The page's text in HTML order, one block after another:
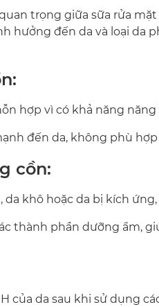
trọng giữa sữa rửa
hưởng đến da và loại da
hợp vì có khả năng
đến da, không phù
cồn:
khô hoặc da bị kích
thành phần dưỡng ẩm,
của da sau khi sử dụng